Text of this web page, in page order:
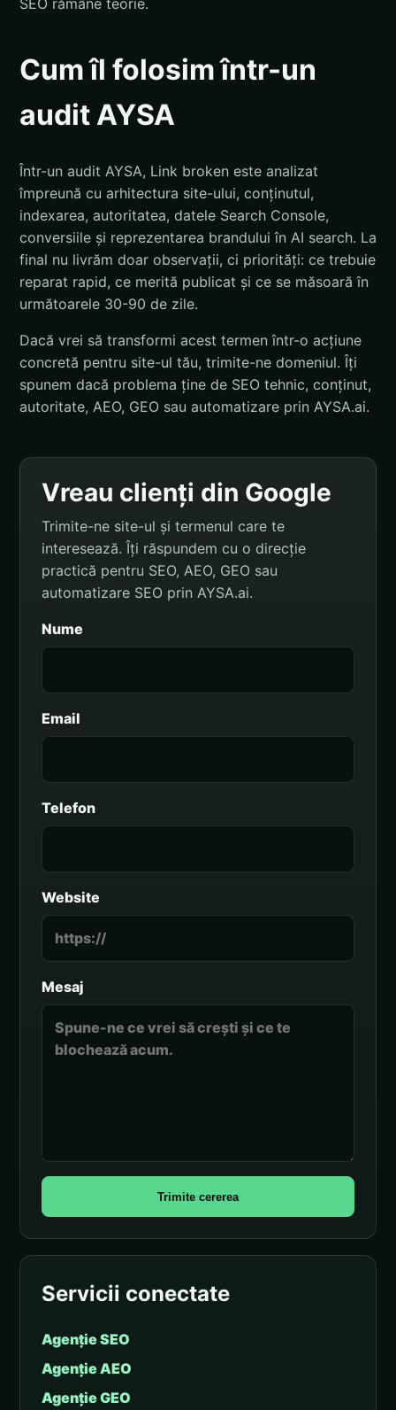
Cum îl folosim într-un
audit AYSA
Într-un audit AYSA, Link broken este analizat
împreună cu arhitectura site-ului, conținutul,
indexarea, autoritatea, datele Search Console,
conversiile și reprezentarea brandului în AI search. La
final nu livrăm doar observații, ci priorități: ce trebuie
reparat rapid, ce merită publicat și ce se măsoară în
următoarele 30-90 de zile.
Dacă vrei să transformi acest termen într-o acțiune
concretă pentru site-ul tău, trimite-ne domeniul. Îți
spunem dacă problema ține de SEO tehnic, conținut,
autoritate, AEO, GEO sau automatizare prin AYSA.ai.
Vreau clienți din Google
Trimite-ne site-ul și termenul care te
interesează. Îți răspundem cu o direcție
practică pentru SEO, AEO, GEO sau
automatizare SEO prin AYSA.ai.
Nume
Email
Telefon
Website
Mesaj
Trimite cererea
Servicii conectate
Agenție SEO
Agenție AEO
Agenție GEO